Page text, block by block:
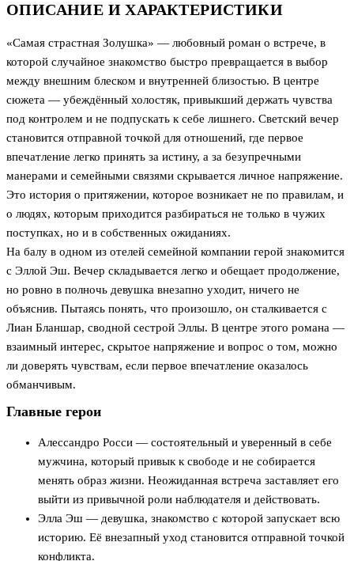
ОПИСАНИЕ И ХАРАКТЕРИСТИКИ
«Самая страстная Золушка» — любовный роман о встрече, в
которой случайное знакомство быстро превращается в выбор
между внешним блеском и внутренней близостью. В центре
сюжета — убеждённый холостяк, привыкший держать чувства
под контролем и не подпускать к себе лишнего. Светский вечер
становится отправной точкой для отношений, где первое
впечатление легко принять за истину, а за безупречными
манерами и семейными связями скрывается личное напряжение.
Это история о притяжении, которое возникает не по правилам, и
о людях, которым приходится разбираться не только в чужих
поступках, но и в собственных ожиданиях.
На балу в одном из отелей семейной компании герой знакомится
с Эллой Эш. Вечер складывается легко и обещает продолжение,
но ровно в полночь девушка внезапно уходит, ничего не
объяснив. Пытаясь понять, что произошло, он сталкивается с
Лиан Бланшар, сводной сестрой Эллы. В центре этого романа —
взаимный интерес, скрытое напряжение и вопрос о том, можно
ли доверять чувствам, если первое впечатление оказалось
обманчивым.
Главные герои
Алессандро Росси — состоятельный и уверенный в себе
мужчина, который привык к свободе и не собирается
менять образ жизни. Неожиданная встреча заставляет его
выйти из привычной роли наблюдателя и действовать.
Элла Эш — девушка, знакомство с которой запускает всю
историю. Её внезапный уход становится отправной точкой
конфликта.